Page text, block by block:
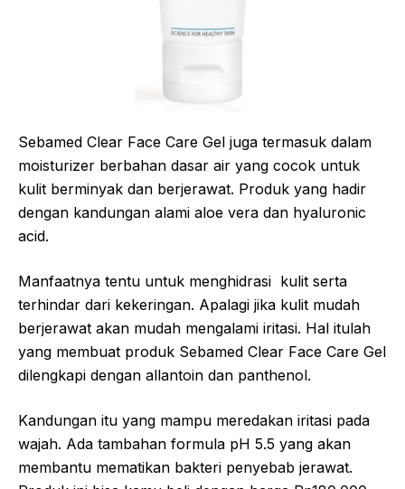
Sebamed Clear Face Care Gel juga termasuk dalam
moisturizer berbahan dasar air yang cocok untuk
kulit berminyak dan berjerawat. Produk yang hadir
dengan kandungan alami aloe vera dan hyaluronic
acid.
Manfaatnya tentu untuk menghidrasi kulit serta
terhindar dari kekeringan. Apalagi jika kulit mudah
berjerawat akan mudah mengalami iritasi. Hal itulah
yang membuat produk Sebamed Clear Face Care Gel
dilengkapi dengan allantoin dan panthenol.
Kandungan itu yang mampu meredakan iritasi pada
wajah. Ada tambahan formula pH 5.5 yang akan
membantu mematikan bakteri penyebab jerawat.